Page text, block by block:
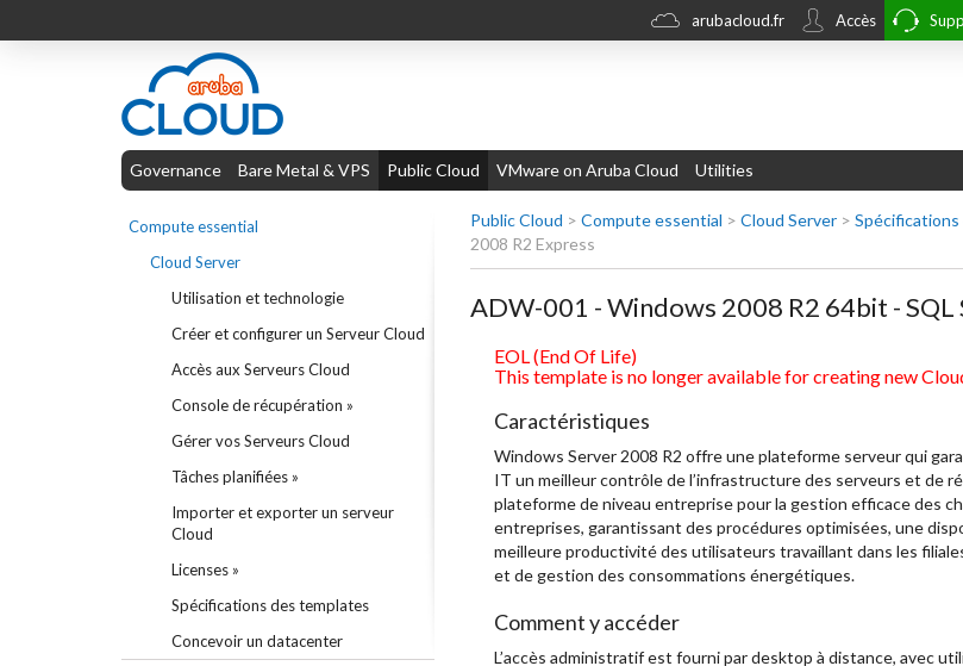
arubacloud.fr Accès
Governance Bare Metal & VPS Public Cloud VMware on Aruba Cloud Utilities
Compute essential
Cloud Server
Utilisation et technologie
Créer et configurer un Serveur Cloud
Accès aux Serveurs Cloud
Console de récupération »
Gérer vos Serveurs Cloud
Tâches planifiées »
Importer et exporter un serveur
Cloud
Licenses »
Spécifications des templates
Concevoir un datacenter
Public Cloud > Compute essential > Cloud Server>
2008 R2 Express
ADW-001 - Windows 2008 R2 64bit - SQL
EOL (End Of Life)
This template is no longer available for creating new
Caractéristiques
Windows Server 2008 R2 offre une plateforme serveur qui
IT un meilleur contrôle de l’infrastructure des serveurs et de
plateforme de niveau entreprise pour la gestion efficace des
entreprises, garantissant des procédures optimisées, une
meilleure productivité des utilisateurs travaillant dans les
et de gestion des consommations énergétiques.
Comment y accéder
L’accès administratif est fourni par desktop à distance, avec